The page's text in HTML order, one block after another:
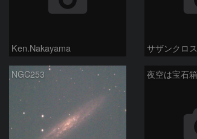
Ken.Nakayama サザンクロス
NGC253